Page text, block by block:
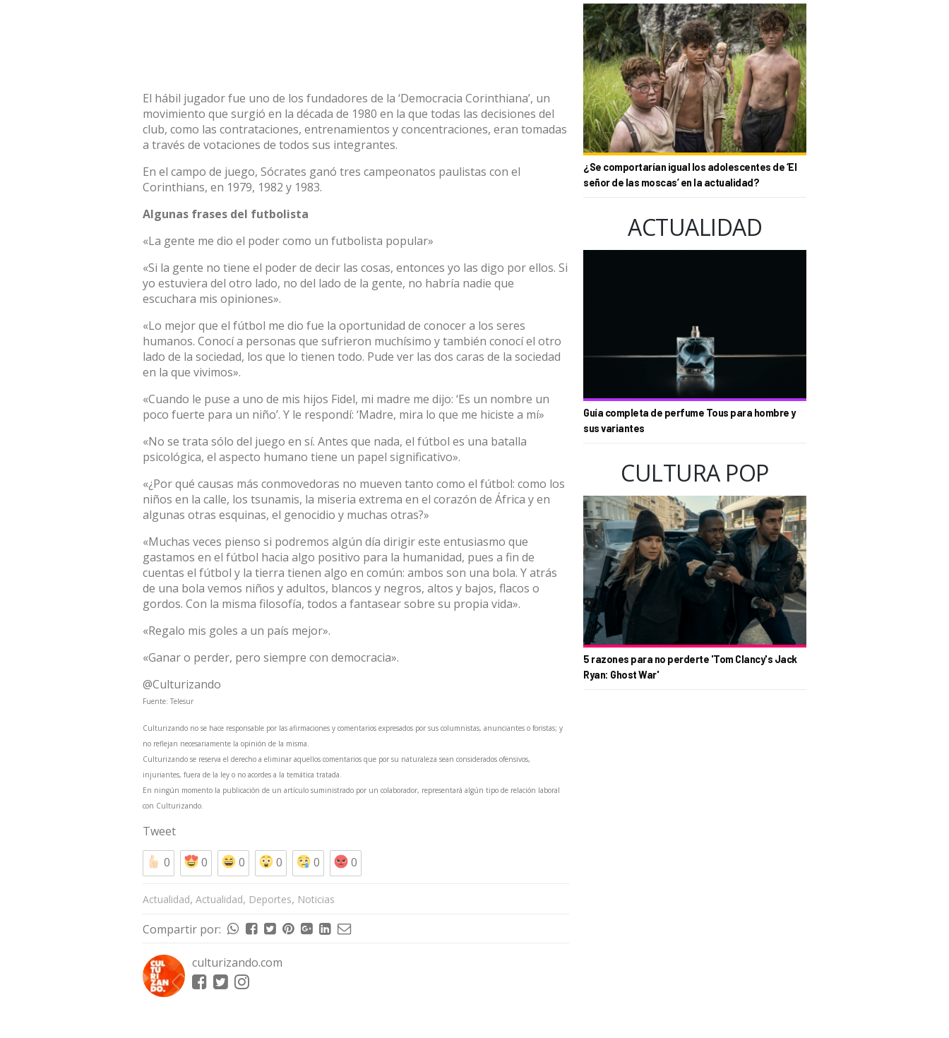
El hábil jugador fue uno de los fundadores de la ‘Democracia Corinthiana’, un
movimiento que surgió en la década de 1980 en la que todas las decisiones del
club, como las contrataciones, entrenamientos y concentraciones, eran tomadas
a través de votaciones de todos sus integrantes.
En el campo de juego, Sócrates ganó tres campeonatos paulistas con el
Corinthians, en 1979, 1982 y 1983.
Algunas frases del futbolista
«La gente me dio el poder como un futbolista popular»
«Si la gente no tiene el poder de decir las cosas, entonces yo las digo por ellos. Si
yo estuviera del otro lado, no del lado de la gente, no habría nadie que
escuchara mis opiniones».
«Lo mejor que el fútbol me dio fue la oportunidad de conocer a los seres
humanos. Conocí a personas que sufrieron muchísimo y también conocí el otro
lado de la sociedad, los que lo tienen todo. Pude ver las dos caras de la sociedad
en la que vivimos».
«Cuando le puse a uno de mis hijos Fidel, mi madre me dijo: ‘Es un nombre un
poco fuerte para un niño’. Y le respondí: ‘Madre, mira lo que me hiciste a mí»
«No se trata sólo del juego en sí. Antes que nada, el fútbol es una batalla
psicológica, el aspecto humano tiene un papel significativo».
«¿Por qué causas más conmovedoras no mueven tanto como el fútbol: como los
niños en la calle, los tsunamis, la miseria extrema en el corazón de África y en
algunas otras esquinas, el genocidio y muchas otras?»
«Muchas veces pienso si podremos algún día dirigir este entusiasmo que
gastamos en el fútbol hacia algo positivo para la humanidad, pues a fin de
cuentas el fútbol y la tierra tienen algo en común: ambos son una bola. Y atrás
de una bola vemos niños y adultos, blancos y negros, altos y bajos, flacos o
gordos. Con la misma filosofía, todos a fantasear sobre su propia vida».
«Regalo mis goles a un país mejor».
«Ganar o perder, pero siempre con democracia».
@Culturizando
Fuente: Telesur
Culturizando no se hace responsable por las afirmaciones y comentarios expresados por sus columnistas, anunciantes o foristas; y
no reflejan necesariamente la opinión de la misma.
Culturizando se reserva el derecho a eliminar aquellos comentarios que por su naturaleza sean considerados ofensivos,
injuriantes, fuera de la ley o no acordes a la temática tratada.
En ningún momento la publicación de un artículo suministrado por un colaborador, representará algún tipo de relación laboral
con Culturizando.
Tweet
0
0 0 0 0 0
Actualidad, Actualidad, Deportes, Noticias
Compartir por:
culturizando.com
¿Se comportarían igual los adolescentes de ‘El
señor de las moscas’ en la actualidad?
ACTUALIDAD
Guía completa de perfume Tous para hombre y
sus variantes
CULTURA POP
5 razones para no perderte 'Tom Clancy's Jack
Ryan: Ghost War'